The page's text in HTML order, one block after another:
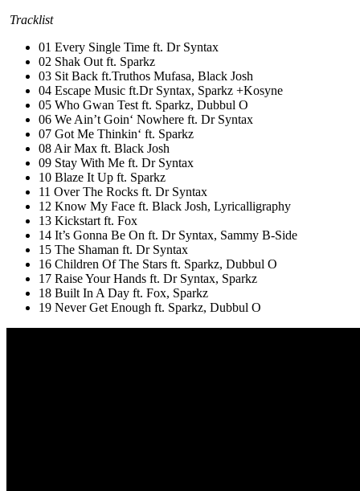
Tracklist
01 Every Single Time ft. Dr Syntax
02 Shak Out ft. Sparkz
03 Sit Back ft.Truthos Mufasa, Black Josh
04 Escape Music ft.Dr Syntax, Sparkz +Kosyne
05 Who Gwan Test ft. Sparkz, Dubbul O
06 We Ain’t Goin‘ Nowhere ft. Dr Syntax
07 Got Me Thinkin‘ ft. Sparkz
08 Air Max ft. Black Josh
09 Stay With Me ft. Dr Syntax
10 Blaze It Up ft. Sparkz
11 Over The Rocks ft. Dr Syntax
12 Know My Face ft. Black Josh, Lyricalligraphy
13 Kickstart ft. Fox
14 It’s Gonna Be On ft. Dr Syntax, Sammy B-Side
15 The Shaman ft. Dr Syntax
16 Children Of The Stars ft. Sparkz, Dubbul O
17 Raise Your Hands ft. Dr Syntax, Sparkz
18 Built In A Day ft. Fox, Sparkz
19 Never Get Enough ft. Sparkz, Dubbul O